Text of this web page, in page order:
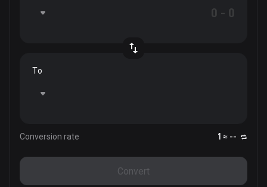
To
Conversion rate 1 ≈ --
Convert